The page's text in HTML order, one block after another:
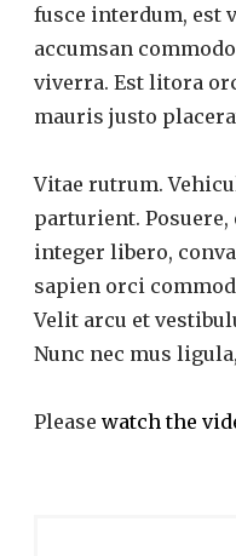
fusce interdum, est
accumsan
viverra. Est litora
mauris justo
Vitae rutrum.
parturient.
integer libero,
sapien orci
Velit arcu et
Nunc nec mus
Please watch the